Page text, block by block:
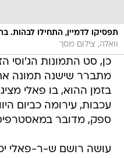
תפסיקו לדמיין, התחילו לבהות.
וואלה, צילום מסך
כן, סט התמונות הג'וסי
מתברר שישנה תמונה
בזמן ההוא, בו פאלי
עכבות, עירומה כביום
ספק, מדובר
עושה רושם ש-ר-פאלי